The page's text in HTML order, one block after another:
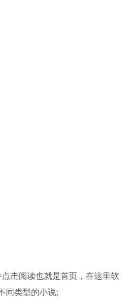
击阅读也就是首页，在这里软
同类型的小说;